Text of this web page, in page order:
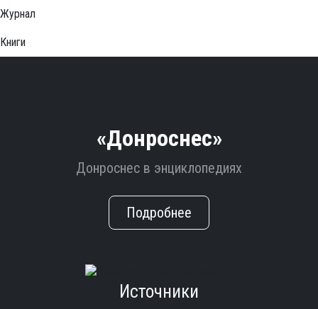
Журнал
Книги
«Донроснес»
Донроснес в энциклопедиях
Подробнее
Источники